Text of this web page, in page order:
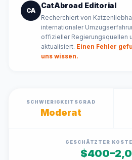
CA
CatAbroad Editorial
Recherchiert von
internationaler
offizieller Regierungsquellen
aktualisiert. Einen Fehler
uns wissen.
SCHWIERIGKEITSGRAD
Moderat
GESCHÄTZTER